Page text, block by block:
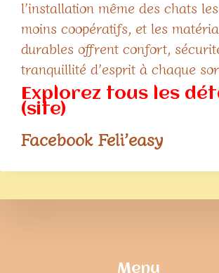
l’installation même des chats les
moins coopératifs, et les
durables offrent confort,
tranquillité d’esprit à chaque
Explorez tous les
(site)
Facebook Feli’easy
Menu